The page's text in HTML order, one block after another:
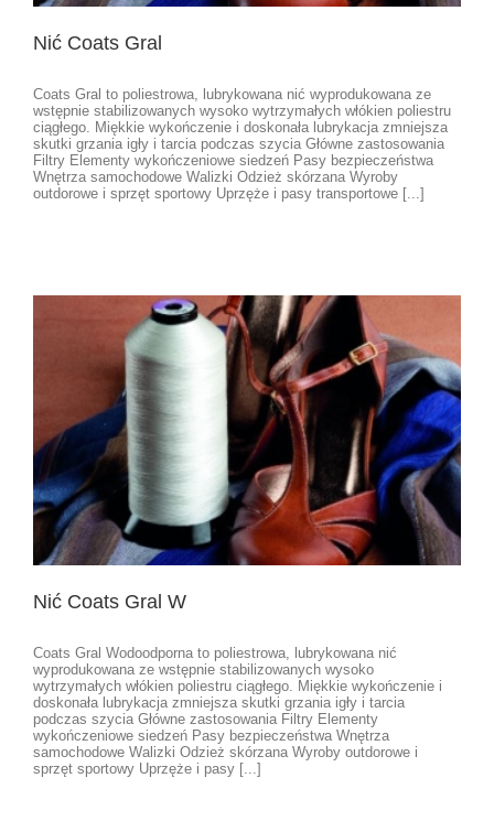
Nić Coats Gral
Coats Gral to poliestrowa, lubrykowana nić wyprodukowana ze
wstępnie stabilizowanych wysoko wytrzymałych włókien poliestru
ciągłego. Miękkie wykończenie i doskonała lubrykacja zmniejsza
skutki grzania igły i tarcia podczas szycia Główne zastosowania
Filtry Elementy wykończeniowe siedzeń Pasy bezpieczeństwa
Wnętrza samochodowe Walizki Odzież skórzana Wyroby
outdorowe i sprzęt sportowy Uprzęże i pasy transportowe [...]
Nić Coats Gral W
Coats Gral Wodoodporna to poliestrowa, lubrykowana nić
wyprodukowana ze wstępnie stabilizowanych wysoko
wytrzymałych włókien poliestru ciągłego. Miękkie wykończenie i
doskonała lubrykacja zmniejsza skutki grzania igły i tarcia
podczas szycia Główne zastosowania Filtry Elementy
wykończeniowe siedzeń Pasy bezpieczeństwa Wnętrza
samochodowe Walizki Odzież skórzana Wyroby outdorowe i
sprzęt sportowy Uprzęże i pasy [...]